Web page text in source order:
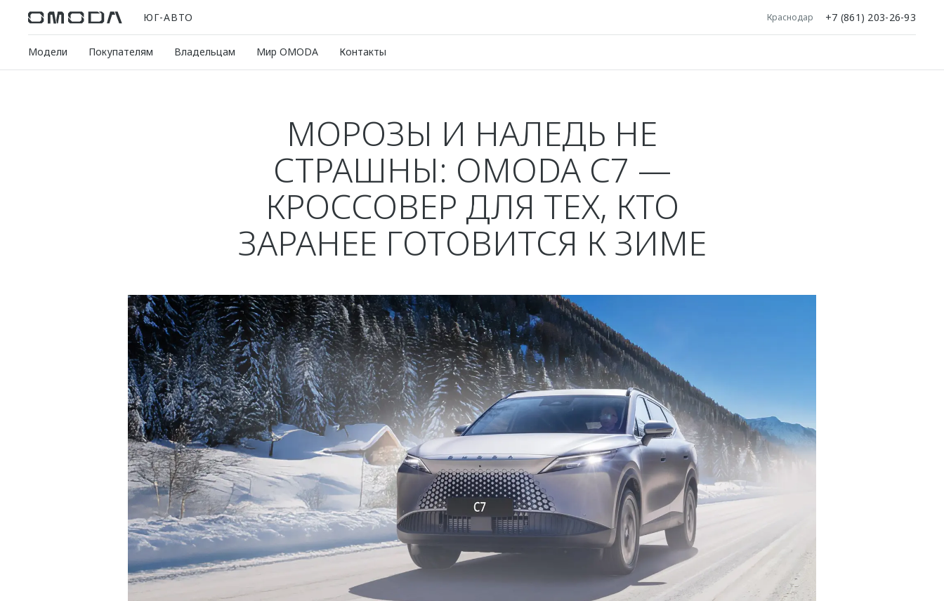
ЮГ-АВТО Краснодар +7 (861) 203-26-93
Модели Покупателям Владельцам Мир OMODA Контакты
МОРОЗЫ И НАЛЕДЬ НЕ
СТРАШНЫ: OMODA C7 —
КРОССОВЕР ДЛЯ ТЕХ, КТО
ЗАРАНЕЕ ГОТОВИТСЯ К ЗИМЕ